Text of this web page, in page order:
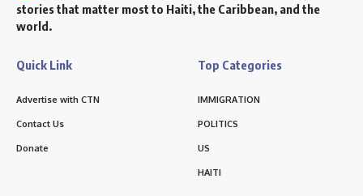
stories that matter most to Haiti, the Caribbean, and the
world.
Quick Link
Advertise with CTN
Contact Us
Donate
Top Categories
IMMIGRATION
POLITICS
US
HAITI